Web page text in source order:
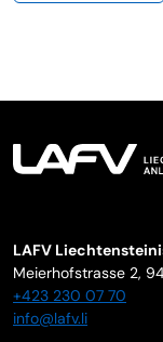
LAFV
Meierhofstrasse 2,
+423 230 07 70
info@lafv.li